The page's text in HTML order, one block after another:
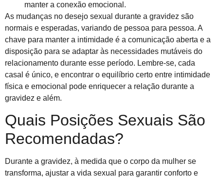
manter a conexão emocional.
As mudanças no desejo sexual durante a gravidez são
normais e esperadas, variando de pessoa para pessoa. A
chave para manter a intimidade é a comunicação aberta e a
disposição para se adaptar às necessidades mutáveis do
relacionamento durante esse período. Lembre-se, cada
casal é único, e encontrar o equilíbrio certo entre intimidade
física e emocional pode enriquecer a relação durante a
gravidez e além.
Quais Posições Sexuais São
Recomendadas?
Durante a gravidez, à medida que o corpo da mulher se
transforma, ajustar a vida sexual para garantir conforto e